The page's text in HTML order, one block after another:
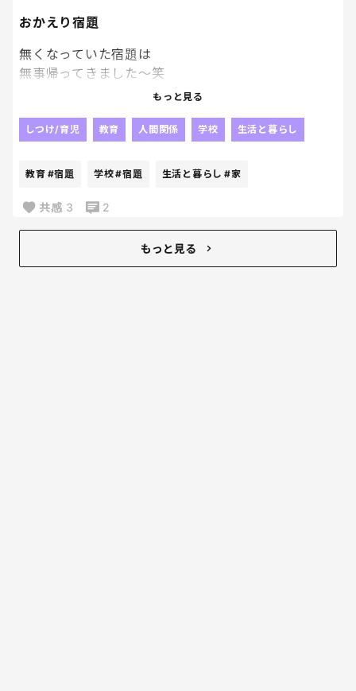
おかえり宿題
無くなっていた宿題は
無事帰ってきました～笑
やっぱり人の「見た」とか
じゃないかなぁ～って思っていた通り、
2日後に
毎日荷物開けないパターンね！？笑
戻ってきたことが何よりだから
我が家ってましたようーーーー。笑
もっと見る
しつけ/育児 教育 人間関係 学校 生活と暮らし
教育 #宿題 学校#宿題 生活と暮らし #家
共感 3 2
もっと見る